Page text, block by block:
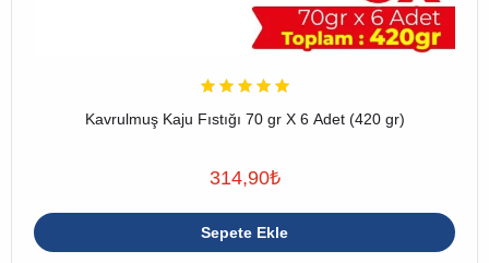
Kavrulmuş Kaju Fıstığı 70 gr X 6 Adet (420 gr)
314,90₺
Sepete Ekle